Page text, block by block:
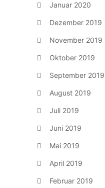
Januar 2020
Dezember 2019
November 2019
Oktober 2019
September 2019
August 2019
Juli 2019
Juni 2019
Mai 2019
April 2019
Februar 2019